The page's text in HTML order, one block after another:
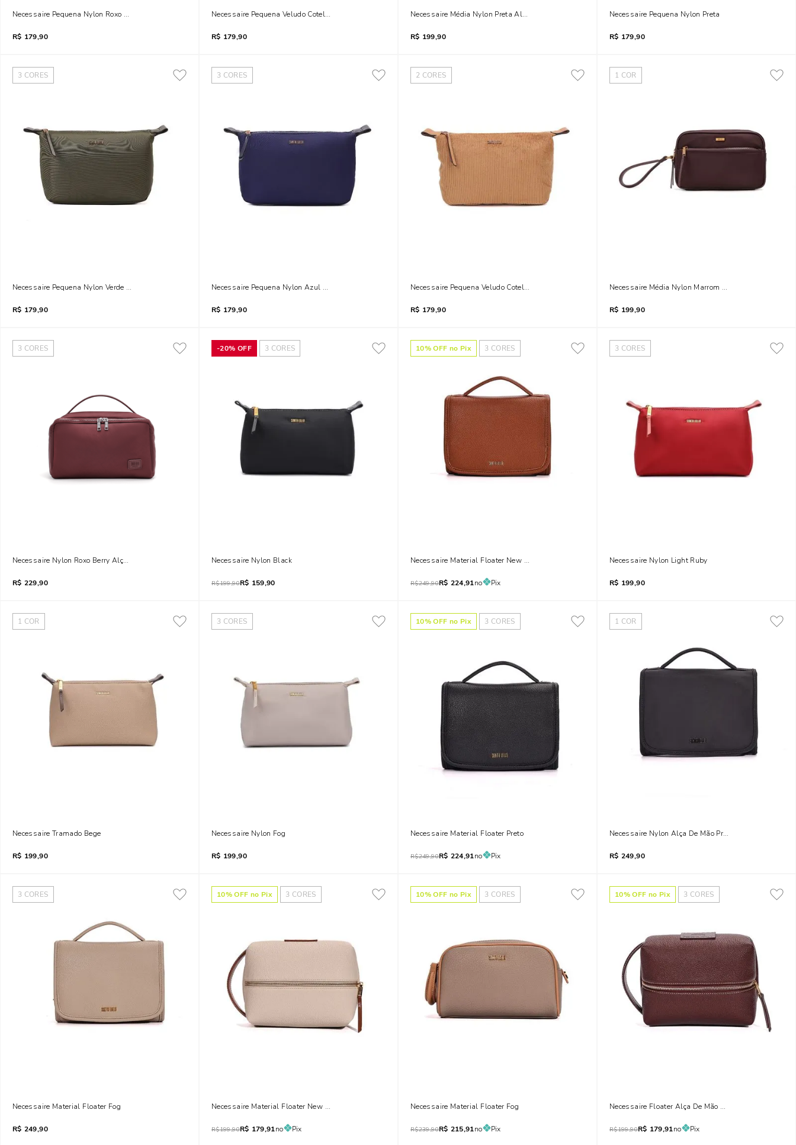
Necessaire Pequena Nylon Roxo Berry
R$ 179,90
Necessaire Pequena Veludo Cotelê Cinza
R$ 179,90
Necessaire Média Nylon Preta Alça De Mão
R$ 199,90
Necessaire Pequena Nylon Preta
R$ 179,90
3 CORES
Necessaire Pequena Nylon Verde Army
R$ 179,90
3 CORES
Necessaire Pequena Nylon Azul Marinho
R$ 179,90
2 CORES
Necessaire Pequena Veludo Cotelê Bege
R$ 179,90
1 COR
Necessaire Média Nylon Marrom Cocoa Alça De Mão
R$ 199,90
3 CORES
Necessaire Nylon Roxo Berry Alça De Mão
R$ 229,90
-20% OFF 3 CORES
Necessaire Nylon Black
R$199,90R$ 159,90
10% OFF no Pix 3 CORES
Necessaire Material Floater New Camelo
R$249,90R$ 224,91no Pix
3 CORES
Necessaire Nylon Light Ruby
R$ 199,90
1 COR
Necessaire Tramado Bege
R$ 199,90
3 CORES
Necessaire Nylon Fog
R$ 199,90
10% OFF no Pix 3 CORES
Necessaire Material Floater Preto
R$249,90R$ 224,91no Pix
1 COR
Necessaire Nylon Alça De Mão Preta
R$ 249,90
3 CORES
Necessaire Material Floater Fog
R$ 249,90
10% OFF no Pix 3 CORES
Necessaire Material Floater New Marfim
R$199,90R$ 179,91no Pix
10% OFF no Pix 3 CORES
Necessaire Material Floater Fog
R$239,90R$ 215,91no Pix
10% OFF no Pix 3 CORES
Necessaire Floater Alça De Mão Marrom Cocoa
R$199,90R$ 179,91no Pix